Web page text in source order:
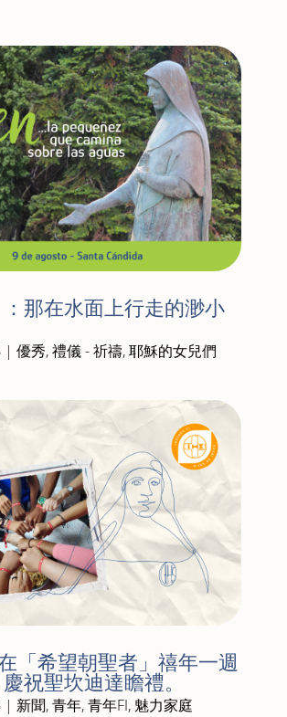
：那在水面上行走的渺小
| 優秀,禮儀 - 祈禱,耶穌的女兒們
「希望朝聖者」禧年一週
祝聖坎迪達瞻禮。
| 新聞,青年,青年FI, 魅力家庭